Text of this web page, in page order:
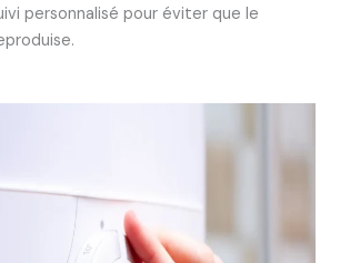
personnalisé pour éviter que le